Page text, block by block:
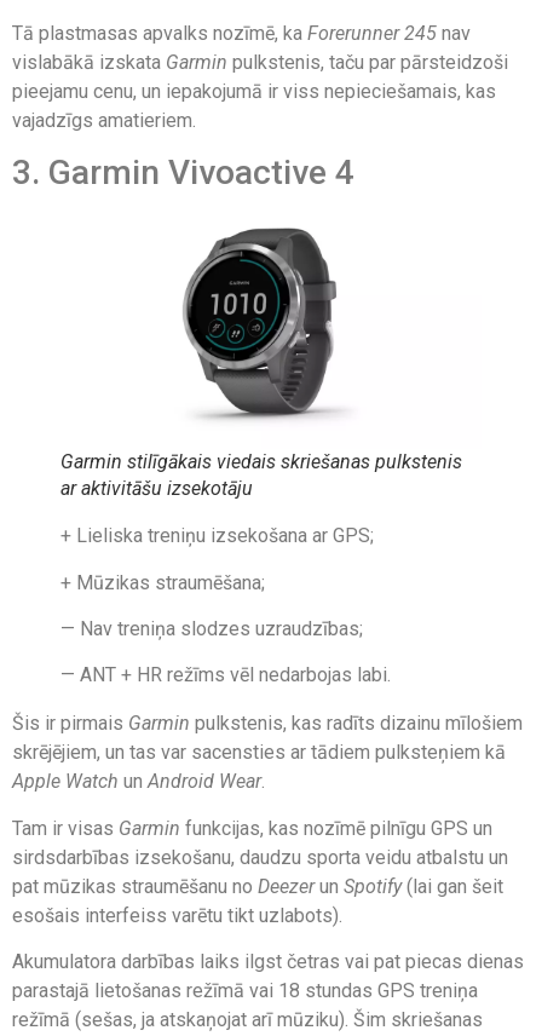
Tā plastmasas apvalks nozīmē, ka Forerunner 245 nav
vislabākā izskata Garmin pulkstenis, taču par pārsteidzoši
pieejamu cenu, un iepakojumā ir viss nepieciešamais, kas
vajadzīgs amatieriem.
3. Garmin Vivoactive 4
Garmin stilīgākais viedais skriešanas pulkstenis
ar aktivitāšu izsekotāju
+ Lieliska treniņu izsekošana ar GPS;
+ Mūzikas straumēšana;
— Nav treniņa slodzes uzraudzības;
— ANT + HR režīms vēl nedarbojas labi.
Šis ir pirmais Garmin pulkstenis, kas radīts dizainu mīlošiem
skrējējiem, un tas var sacensties ar tādiem pulksteņiem kā
Apple Watch unAndroid Wear.
Tam ir visas Garmin funkcijas, kas nozīmē pilnīgu GPS un
sirdsdarbības izsekošanu, daudzu sporta veidu atbalstu un
pat mūzikas straumēšanu no Deezerun Spotify(lai gan šeit
esošais interfeiss varētu tikt uzlabots).
Akumulatora darbības laiks ilgst četras vai pat piecas dienas
parastajā lietošanas režīmā vai 18 stundas GPS treniņa
režīmā (sešas, ja atskaņojat arī mūziku). Šim skriešanas